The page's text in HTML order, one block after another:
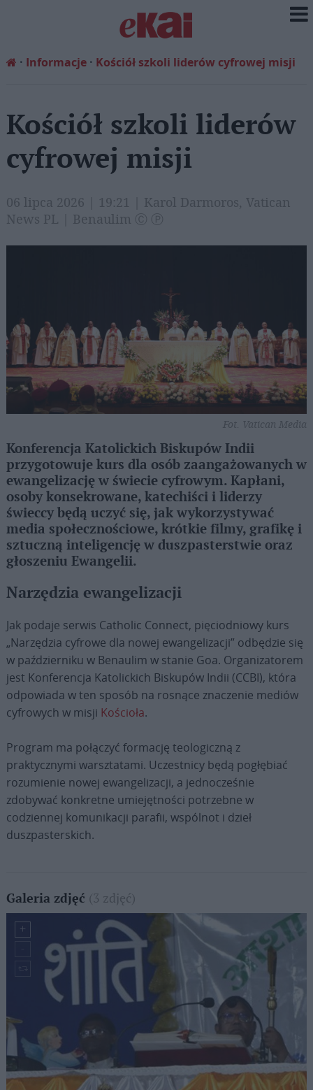
Informacje Kościół szkoli liderów cyfrowej misji
Kościół szkoli liderów
cyfrowej misji
06 lipca 2026 | 19:21 | Karol Darmoros, Vatican
News PL | Benaulim Ⓒ Ⓟ
Fot. Vatican Media
Konferencja Katolickich Biskupów Indii
przygotowuje kurs dla osób zaangażowanych w
ewangelizację w świecie cyfrowym. Kapłani,
osoby konsekrowane, katechiści i liderzy
świeccy będą uczyć się, jak wykorzystywać
media społecznościowe, krótkie filmy, grafikę i
sztuczną inteligencję w duszpasterstwie oraz
głoszeniu Ewangelii.
Narzędzia ewangelizacji
Jak podaje serwis Catholic Connect, pięciodniowy kurs
„Narzędzia cyfrowe dla nowej ewangelizacji” odbędzie się
w październiku w Benaulim w stanie Goa. Organizatorem
jest Konferencja Katolickich Biskupów Indii (CCBI), która
odpowiada w ten sposób na rosnące znaczenie mediów
cyfrowych w misji Kościoła.
Program ma połączyć formację teologiczną z
praktycznymi warsztatami. Uczestnicy będą pogłębiać
rozumienie nowej ewangelizacji, a jednocześnie
zdobywać konkretne umiejętności potrzebne w
codziennej komunikacji parafii, wspólnot i dzieł
duszpasterskich.
Galeria zdjęć (3 zdjęć)